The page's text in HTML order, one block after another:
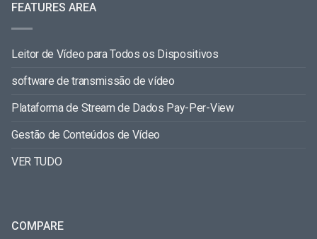
FEATURES AREA
Leitor de Vídeo para Todos os Dispositivos
software de transmissão de vídeo
Plataforma de Stream de Dados Pay-Per-View
Gestão de Conteúdos de Vídeo
VER TUDO
COMPARE